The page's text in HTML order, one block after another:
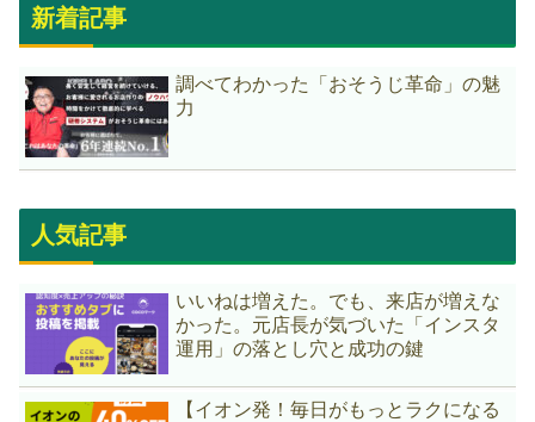
新着記事
調べてわかった「おそうじ革命」の魅
力
人気記事
いいねは増えた。でも、来店が増えな
かった。元店長が気づいた「インスタ
運用」の落とし穴と成功の鍵
【イオン発！毎日がもっとラクになる